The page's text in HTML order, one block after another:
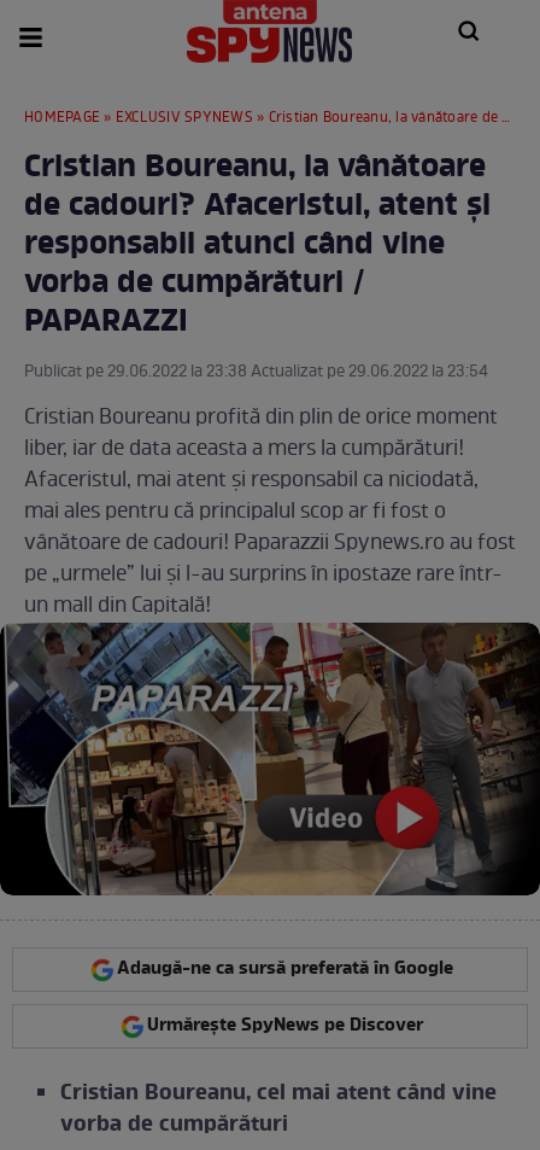
HOMEPAGE » EXCLUSIV SPYNEWS » Cristian Boureanu, la vânătoare de cadouri? Afaceristul, atent și responsabil atunci când vine vorba de cumpărături / PAPARAZZI
Cristian Boureanu, la vânătoare
de cadouri? Afaceristul, atent și
responsabil atunci când vine
vorba de cumpărături /
PAPARAZZI
Publicat pe 29.06.2022 la 23:38 Actualizat pe 29.06.2022 la 23:54
Cristian Boureanu profită din plin de orice moment
liber, iar de data aceasta a mers la cumpărături!
Afaceristul, mai atent și responsabil ca niciodată,
mai ales pentru că principalul scop ar fi fost o
vânătoare de cadouri! Paparazzii Spynews.ro au fost
pe „urmele” lui și l-au surprins în ipostaze rare într-
un mall din Capitală!
Adaugă-ne ca sursă preferată în Google
Urmărește SpyNews pe Discover
Cristian Boureanu, cel mai atent când vine
vorba de cumpărături